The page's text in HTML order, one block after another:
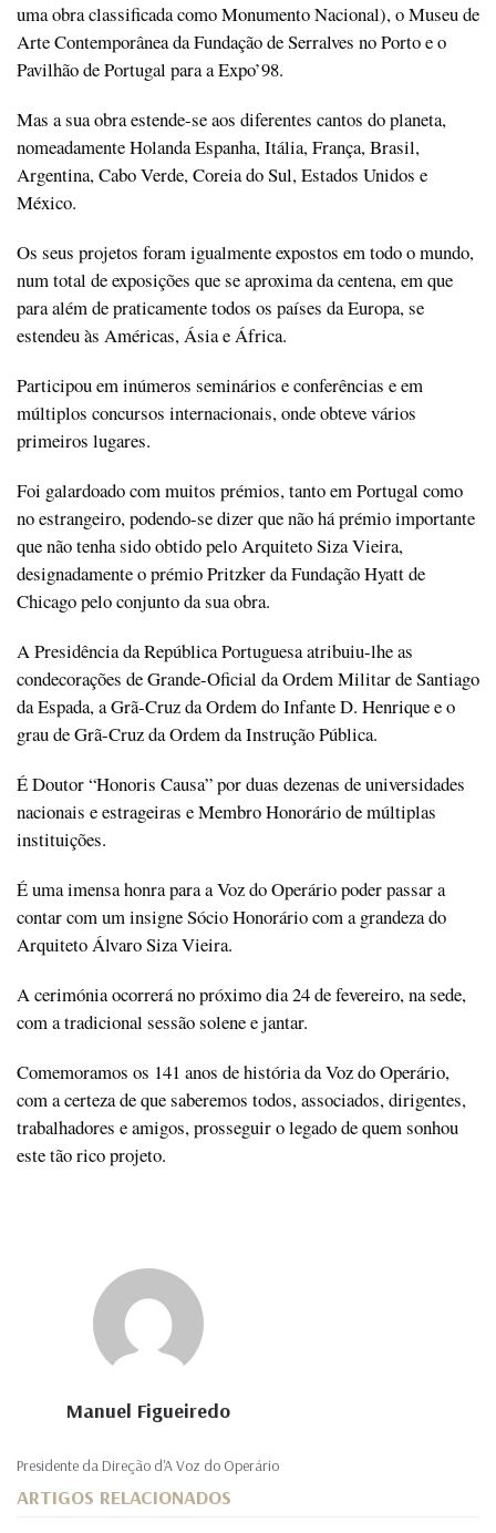
uma obra classificada como Monumento Nacional), o Museu de
Arte Contemporânea da Fundação de Serralves no Porto e o
Pavilhão de Portugal para a Expo’98.
Mas a sua obra estende-se aos diferentes cantos do planeta,
nomeadamente Holanda Espanha, Itália, França, Brasil,
Argentina, Cabo Verde, Coreia do Sul, Estados Unidos e
México.
Os seus projetos foram igualmente expostos em todo o mundo,
num total de exposições que se aproxima da centena, em que
para além de praticamente todos os países da Europa, se
estendeu às Américas, Ásia e África.
Participou em inúmeros seminários e conferências e em
múltiplos concursos internacionais, onde obteve vários
primeiros lugares.
Foi galardoado com muitos prémios, tanto em Portugal como
no estrangeiro, podendo-se dizer que não há prémio importante
que não tenha sido obtido pelo Arquiteto Siza Vieira,
designadamente o prémio Pritzker da Fundação Hyatt de
Chicago pelo conjunto da sua obra.
A Presidência da República Portuguesa atribuiu-lhe as
condecorações de Grande-Oficial da Ordem Militar de Santiago
da Espada, a Grã-Cruz da Ordem do Infante D. Henrique e o
grau de Grã-Cruz da Ordem da Instrução Pública.
É Doutor “Honoris Causa” por duas dezenas de universidades
nacionais e estrageiras e Membro Honorário de múltiplas
instituições.
É uma imensa honra para a Voz do Operário poder passar a
contar com um insigne Sócio Honorário com a grandeza do
Arquiteto Álvaro Siza Vieira.
A cerimónia ocorrerá no próximo dia 24 de fevereiro, na sede,
com a tradicional sessão solene e jantar.
Comemoramos os 141 anos de história da Voz do Operário,
com a certeza de que saberemos todos, associados, dirigentes,
trabalhadores e amigos, prosseguir o legado de quem sonhou
este tão rico projeto.
Manuel Figueiredo
Presidente da Direção d'A Voz do Operário
ARTIGOS RELACIONADOS